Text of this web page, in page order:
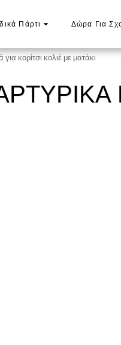
Πάρτι Δώρα Για
κορίτσι κολιέ με ματάκι